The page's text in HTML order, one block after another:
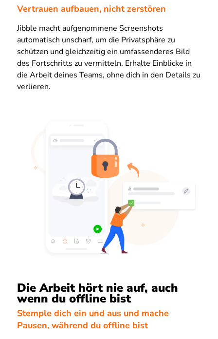
Vertrauen aufbauen, nicht zerstören
Jibble macht aufgenommene Screenshots
automatisch unscharf, um die Privatsphäre zu
schützen und gleichzeitig ein umfassenderes Bild
des Fortschritts zu vermitteln. Erhalte Einblicke in
die Arbeit deines Teams, ohne dich in den Details zu
verlieren.
Die Arbeit hört nie auf, auch
wenn du offline bist
Stemple dich ein und aus und mache
Pausen, während du offline bist